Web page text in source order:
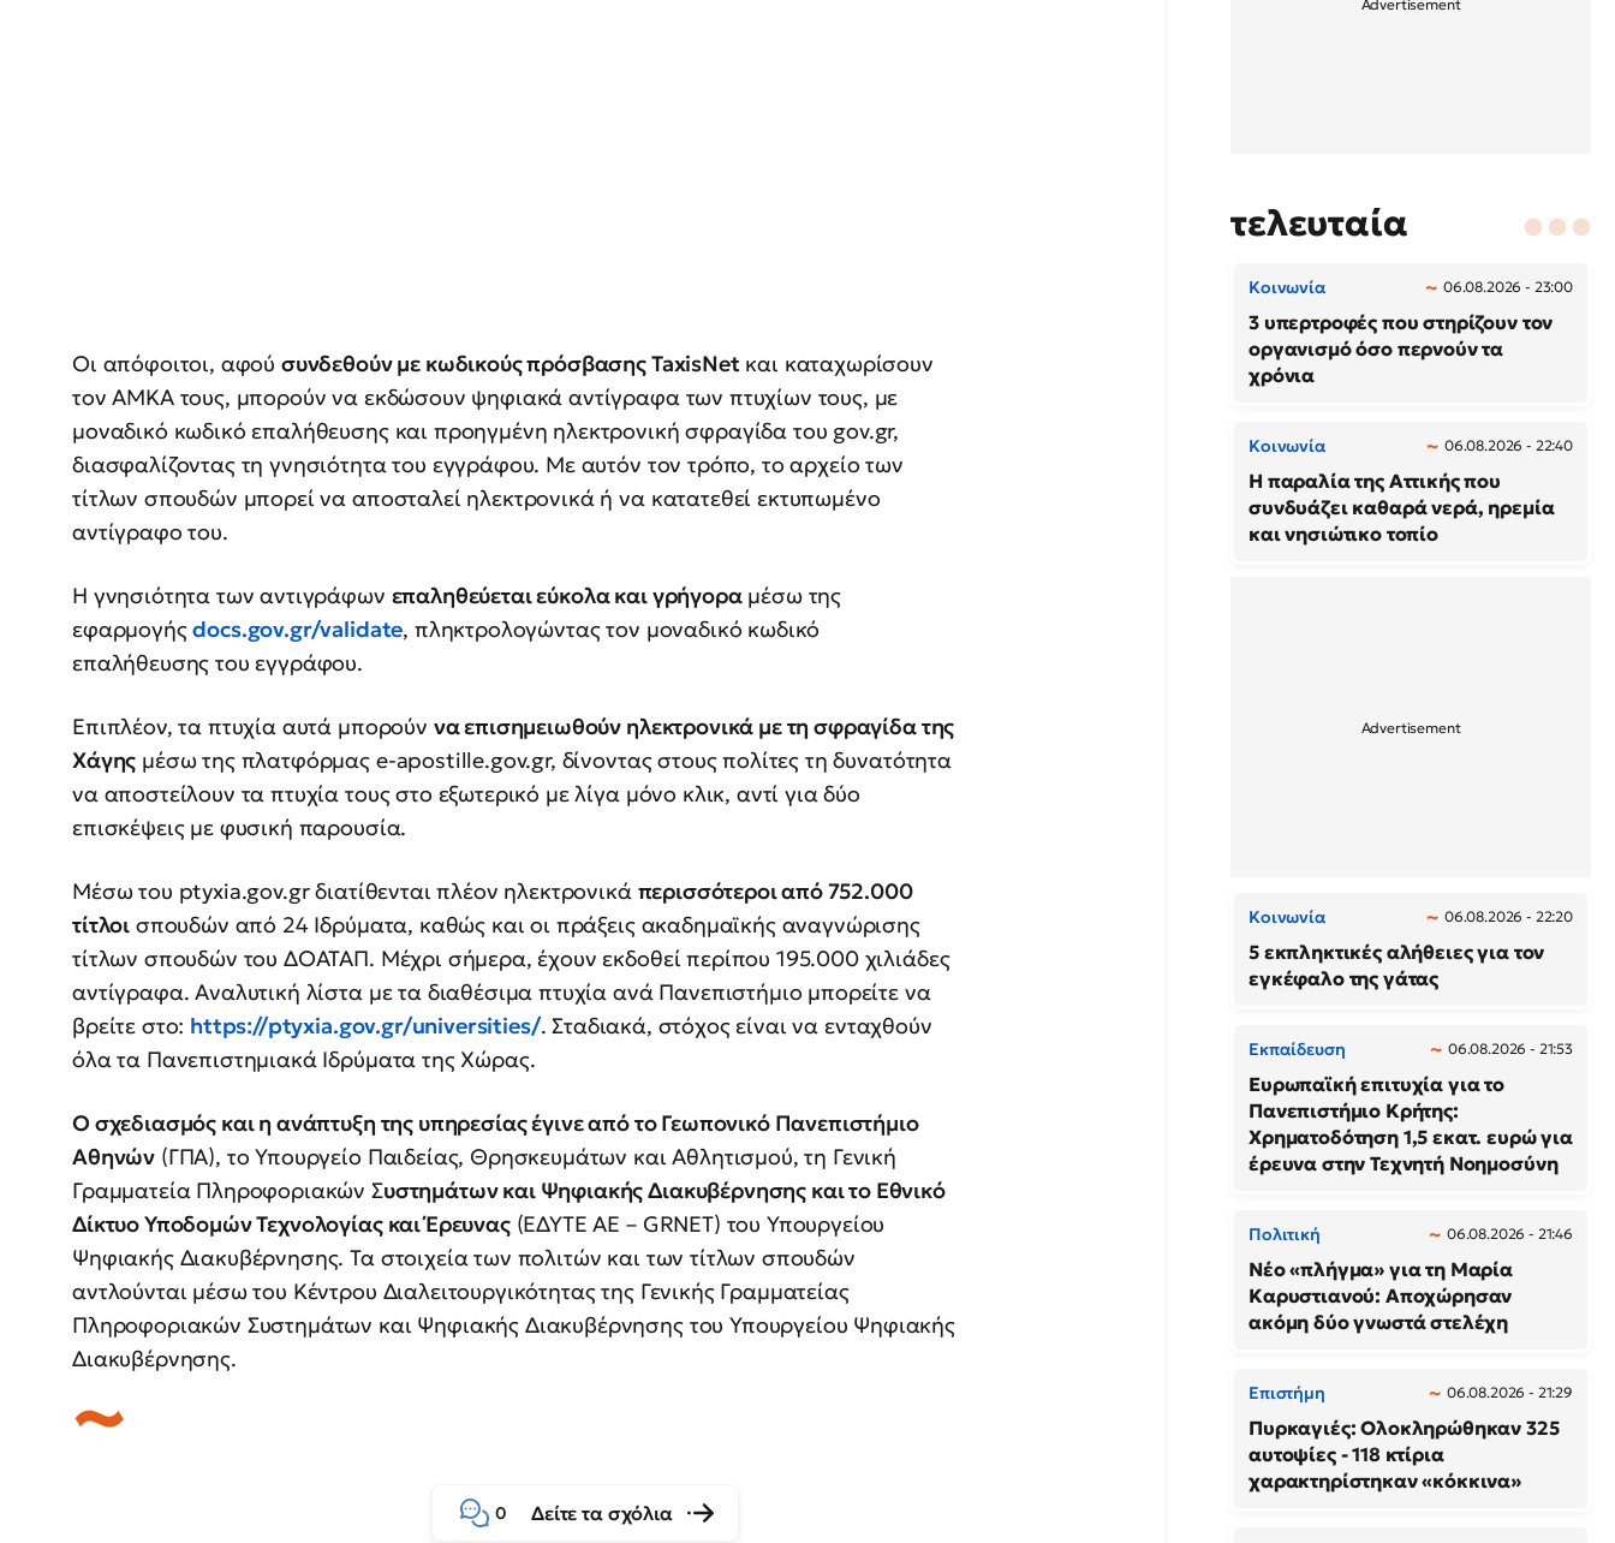
Οι απόφοιτοι, αφού συνδεθούν με κωδικούς πρόσβασης TaxisNetκαι καταχωρίσουν
τον ΑΜΚΑ τους, μπορούν να εκδώσουν ψηφιακά αντίγραφα των πτυχίων τους, με
μοναδικό κωδικό επαλήθευσης και προηγμένη ηλεκτρονική σφραγίδα του gov.gr,
διασφαλίζοντας τη γνησιότητα του εγγράφου. Με αυτόν τον τρόπο, το αρχείο των
τίτλων σπουδών μπορεί να αποσταλεί ηλεκτρονικά ή να κατατεθεί εκτυπωμένο
αντίγραφο του.
Η γνησιότητα των αντιγράφων επαληθεύεται εύκολα και γρήγοραμέσω της
εφαρμογήςdocs.gov.gr/validate, πληκτρολογώντας τον μοναδικό κωδικό
επαλήθευσης του εγγράφου.
Επιπλέον, τα πτυχία αυτά μπορούν να επισημειωθούν ηλεκτρονικά με τη σφραγίδα της
Χάγης μέσω της πλατφόρμας e-apostille.gov.gr, δίνοντας στους πολίτες τη δυνατότητα
να αποστείλουν τα πτυχία τους στο εξωτερικό με λίγα μόνο κλικ, αντί για δύο
επισκέψεις με φυσική παρουσία.
Μέσω του ptyxia.gov.gr διατίθενται πλέον ηλεκτρονικά περισσότεροι από 752.000
τίτλοι σπουδών από 24 Ιδρύματα, καθώς και οι πράξεις ακαδημαϊκής αναγνώρισης
τίτλων σπουδών του ΔΟΑΤΑΠ. Μέχρι σήμερα, έχουν εκδοθεί περίπου 195.000 χιλιάδες
αντίγραφα. Αναλυτική λίστα με τα διαθέσιμα πτυχία ανά Πανεπιστήμιο μπορείτε να
βρείτε στο: https://ptyxia.gov.gr/universities/. Σταδιακά, στόχος είναι να ενταχθούν
όλα τα Πανεπιστημιακά Ιδρύματα της Χώρας.
Ο σχεδιασμός και η ανάπτυξη της υπηρεσίας έγινε από το Γεωπονικό Πανεπιστήμιο
Αθηνών (ΓΠΑ), το Υπουργείο Παιδείας, Θρησκευμάτων και Αθλητισμού, τη Γενική
Γραμματεία Πληροφοριακών Συστημάτων και Ψηφιακής Διακυβέρνησης και το Εθνικό
Δίκτυο Υποδομών Τεχνολογίας και Έρευνας(ΕΔΥΤΕ ΑΕ – GRNET) του Υπουργείου
Ψηφιακής Διακυβέρνησης. Τα στοιχεία των πολιτών και των τίτλων σπουδών
αντλούνται μέσω του Κέντρου Διαλειτουργικότητας της Γενικής Γραμματείας
Πληροφοριακών Συστημάτων και Ψηφιακής Διακυβέρνησης του Υπουργείου Ψηφιακής
Διακυβέρνησης.
0 Δείτε τα σχόλια
τελευταία
Κοινωνία 06.08.2026 - 23:00
3 υπερτροφές που στηρίζουν τον
οργανισμό όσο περνούν τα
χρόνια
Κοινωνία 06.08.2026 - 22:40
Η παραλία της Αττικής που
συνδυάζει καθαρά νερά, ηρεμία
και νησιώτικο τοπίο
Κοινωνία 06.08.2026 - 22:20
5 εκπληκτικές αλήθειες για τον
εγκέφαλο της γάτας
Εκπαίδευση 06.08.2026 - 21:53
Ευρωπαϊκή επιτυχία για το
Πανεπιστήμιο Κρήτης:
Χρηματοδότηση 1,5 εκατ. ευρώ για
έρευνα στην Τεχνητή Νοημοσύνη
Πολιτική 06.08.2026 - 21:46
Νέο «πλήγμα» για τη Μαρία
Καρυστιανού: Αποχώρησαν
ακόμη δύο γνωστά στελέχη
Επιστήμη 06.08.2026 - 21:29
Πυρκαγιές: Ολοκληρώθηκαν 325
αυτοψίες - 118 κτίρια
χαρακτηρίστηκαν «κόκκινα»